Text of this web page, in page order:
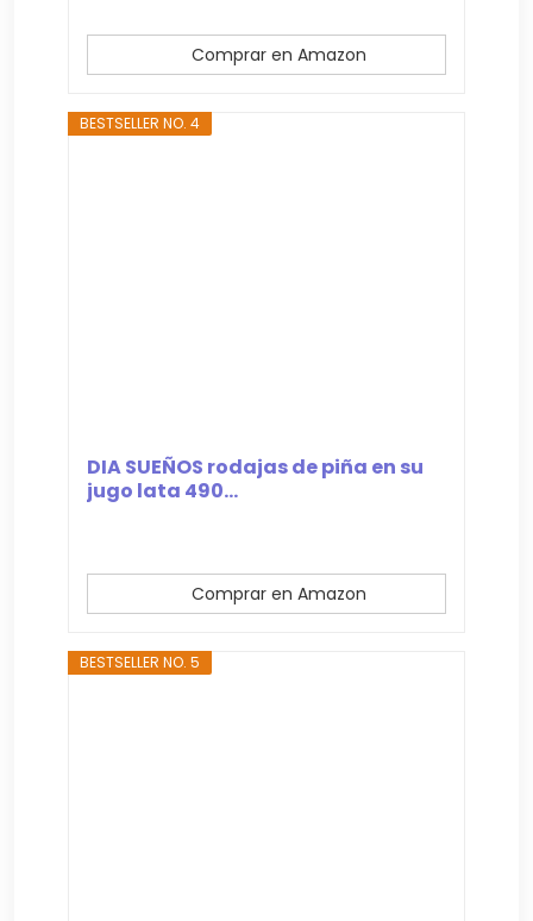
Comprar en Amazon
BESTSELLER NO. 4
DIA SUEÑOS rodajas de piña en su
jugo lata 490...
Comprar en Amazon
BESTSELLER NO. 5